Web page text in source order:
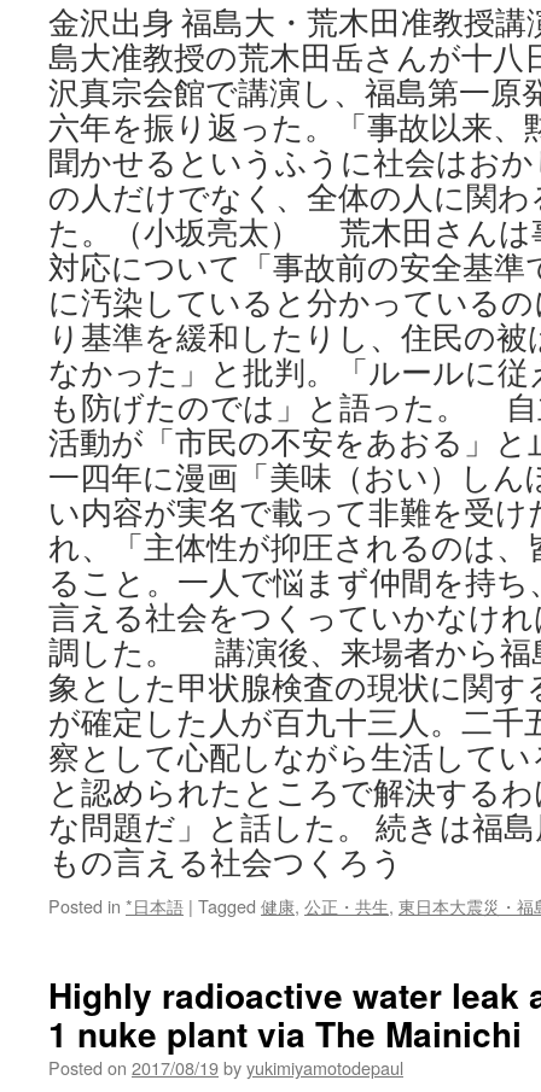
金沢出身 福島大・荒木田准教授
島大准教授の荒木田岳さんが十八
沢真宗会館で講演し、福島第一原
六年を振り返った。「事故以来
聞かせるというふうに社会はお
の人だけでなく、全体の人に関
た。（小坂亮太） 荒木田さんは
対応について「事故前の安全基
に汚染していると分かっている
り基準を緩和したりし、住民の
なかった」と批判。「ルールに
も防げたのでは」と語った。 自
活動が「市民の不安をあおる」
一四年に漫画「美味（おい）し
い内容が実名で載って非難を受
れ、「主体性が抑圧されるのは
ること。一人で悩まず仲間を持
言える社会をつくっていかなけ
調した。 講演後、来場者から福
象とした甲状腺検査の現状に関
が確定した人が百九十三人。二千
察として心配しながら生活して
と認められたところで解決する
な問題だ」と話した。 続きは福
もの言える社会つくろう
Posted in *日本語 | Tagged 健康, 公正・共生, 東日本大震災・福
Highly radioactive water leak
1 nuke plant via The Mainichi
Posted on 2017/08/19byyukimiyamotodepaul